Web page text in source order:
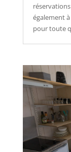
également
pour toute